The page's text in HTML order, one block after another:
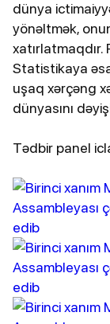
dünya
yönəltmək,
xatırlatmaqdır.
Statistikaya
uşaq xərçəng
dünyasını
Tədbir panel